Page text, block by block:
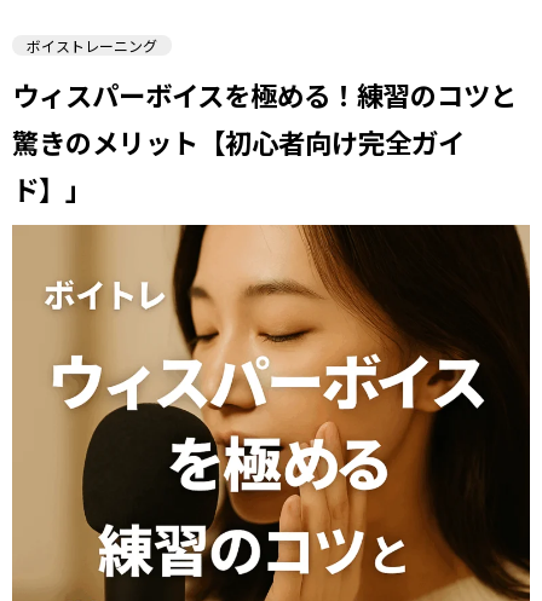
ボイストレーニング
ウィスパーボイスを極める！練習のコツと
驚きのメリット【初心者向け完全ガイ
ド】」